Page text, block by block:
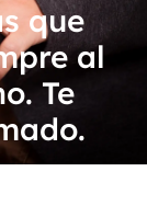
que
al
Te